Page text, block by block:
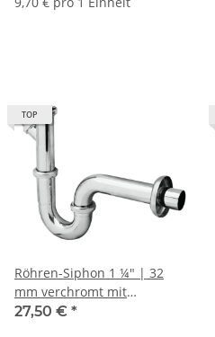
TOP
Röhren-Siphon 1 ¼" | 32
mm verchromt mit
Geräteanschluss
27,50 € *